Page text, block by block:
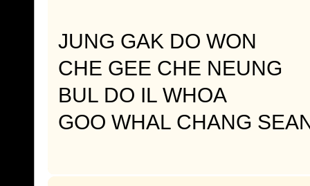
JUNG GAK DO WON
CHE GEE CHE NEUNG
BUL DO IL WHOA
GOO WHAL CHANG